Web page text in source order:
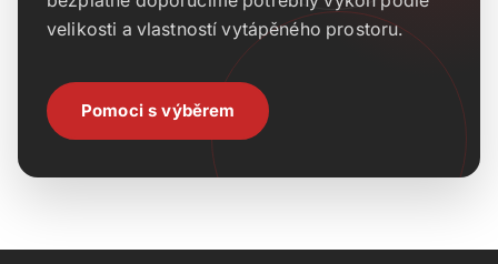
velikosti a vlastností vytápěného prostoru.
Pomoci s výběrem